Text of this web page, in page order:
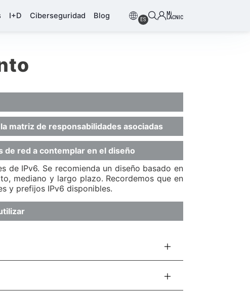
I+D Ciberseguridad Blog ES
Mi
LACNIC
matriz de responsabilidades asociadas
red a contemplar en el diseño
de IPv6. Se recomienda un diseño basado en
mediano y largo plazo. Recordemos que en
y prefijos IPv6 disponibles.